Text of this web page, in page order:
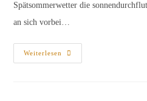
Spätsommerwetter die
an sich vorbei…
Weiterlesen
Priorat
Zu